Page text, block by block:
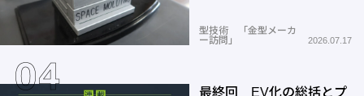
型技術 「金型メーカ
ー訪問」
2026.07.17
最終回 EV化の総括とプ